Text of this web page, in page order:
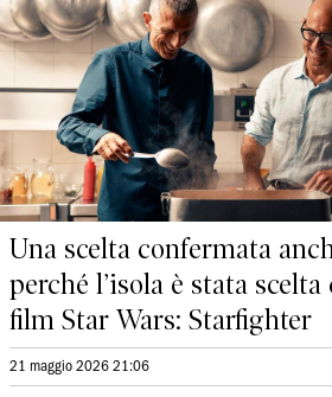
Una scelta confermata
perché l’isola è stata
film Star Wars: Starfighter
21 maggio 2026 21:06